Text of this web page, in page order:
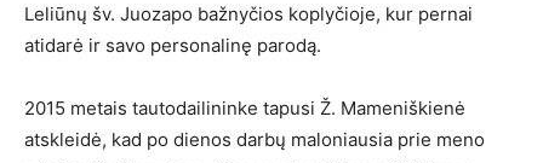
Leliūnų šv. Juozapo bažnyčios koplyčioje, kur pernai
atidarė ir savo personalinę parodą.
2015 metais tautodailininke tapusi Ž. Mameniškienė
atskleidė, kad po dienos darbų maloniausia prie meno